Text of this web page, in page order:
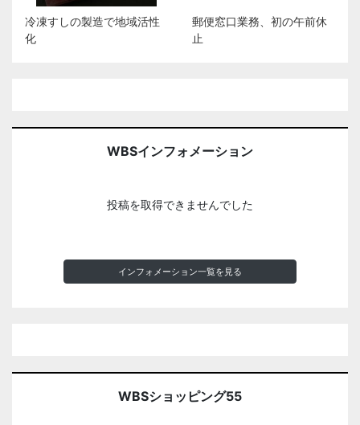
冷凍すしの製造で地域活性
化
郵便窓口業務、初の午前休
止
WBSインフォメーション
投稿を取得できませんでした
インフォメーション一覧を見る
WBSショッピング55